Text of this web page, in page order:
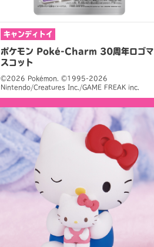
キャンディトイ
ポケモン Poké-Charm 30周年ロゴマ
スコット
©2026 Pokémon. ©1995-2026
Nintendo/Creatures Inc./GAME FREAK inc.